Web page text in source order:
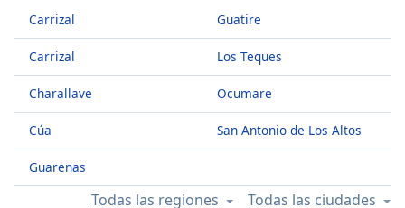
Duration
-:-
Loaded:
0.00%
Stream
TypeLIVE
Seek to
live,
currently
behind
LIVE
Remaining
Carrizal
Carrizal
Charallave
Cúa
Guarenas
Guatire
Los Teques
Ocumare
San Antonio de Los Altos
Todas las ciudades
Todas las regiones